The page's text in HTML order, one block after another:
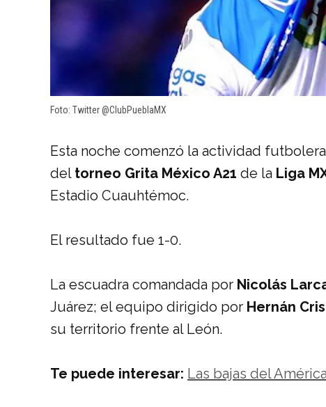
Foto: Twitter @ClubPueblaMX
Esta noche comenzó la actividad
del torneo Grita México A21 de la Liga
Estadio Cuauhtémoc.
El resultado fue 1-0.
La escuadra comandada por Nicolás
Juárez; el equipo dirigido por Hernán
su territorio frente al León.
Te puede interesar: Las bajas del